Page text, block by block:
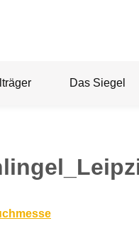
Das Siegel